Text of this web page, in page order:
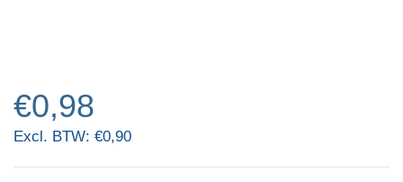
€0,98
Excl. BTW: €0,90